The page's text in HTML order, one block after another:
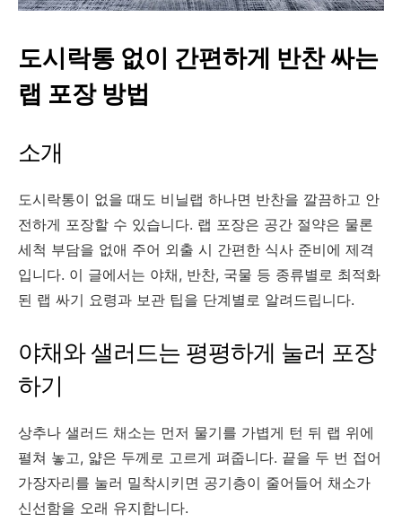
도시락통 없이 간편하게 반찬 싸는
랩 포장 방법
소개
도시락통이 없을 때도 비닐랩 하나면 반찬을 깔끔하고 안
전하게 포장할 수 있습니다. 랩 포장은 공간 절약은 물론
세척 부담을 없애 주어 외출 시 간편한 식사 준비에 제격
입니다. 이 글에서는 야채, 반찬, 국물 등 종류별로 최적화
된 랩 싸기 요령과 보관 팁을 단계별로 알려드립니다.
야채와 샐러드는 평평하게 눌러 포장
하기
상추나 샐러드 채소는 먼저 물기를 가볍게 턴 뒤 랩 위에
펼쳐 놓고, 얇은 두께로 고르게 펴줍니다. 끝을 두 번 접어
가장자리를 눌러 밀착시키면 공기층이 줄어들어 채소가
신선함을 오래 유지합니다.